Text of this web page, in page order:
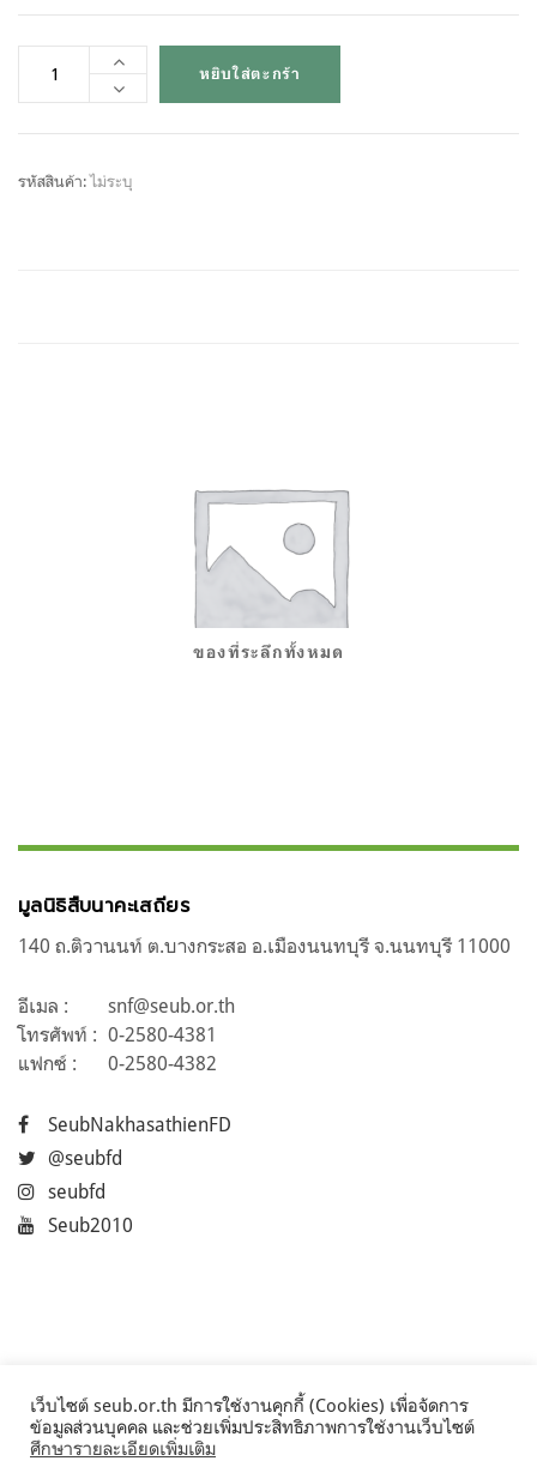
หยิบใส่ตะกร้า
รหัสสินค้า:ไม่ระบุ
ของที่ระลึกทั้งหมด
มูลนิธิสืบนาคะเสถียร
140 ถ.ติวานนท์ ต.บางกระสอ อ.เมืองนนทบุรี จ.นนทบุรี 11000
อีเมล :
snf@seub.or.th
โทรศัพท์ : 0-2580-4381
แฟกซ์ :
0-2580-4382
SeubNakhasathienFD
@seubfd
seubfd
Seub2010
เว็บไซต์ seub.or.th มีการใช้งานคุกกี้ (Cookies) เพื่อจัดการ
ข้อมูลส่วนบุคคล และช่วยเพิ่มประสิทธิภาพการใช้งานเว็บไซต์
ศึกษารายละเอียดเพิ่มเติม